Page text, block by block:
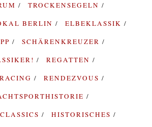
TROCKENSEGELN
BERLIN
ELBEKLASSIK
SCHÄRENKREUZER
REGATTEN
RENDEZVOUS
HISTORISCHES